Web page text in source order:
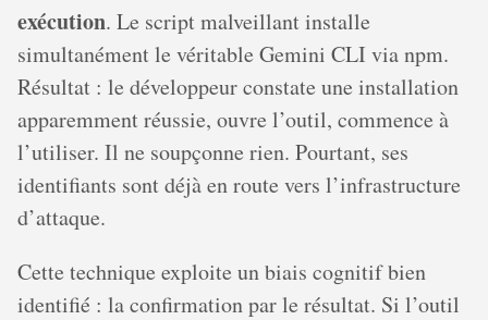
exécution. Le script malveillant installe
simultanément le véritable Gemini CLI via npm.
Résultat : le développeur constate une installation
apparemment réussie, ouvre l’outil, commence à
l’utiliser. Il ne soupçonne rien. Pourtant, ses
identifiants sont déjà en route vers l’infrastructure
d’attaque.
Cette technique exploite un biais cognitif bien
identifié : la confirmation par le résultat. Si l’outil